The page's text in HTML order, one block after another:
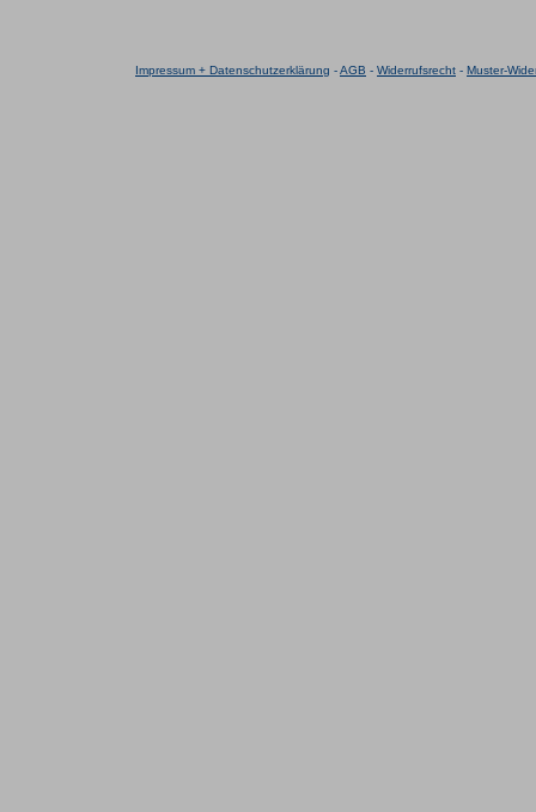
Impressum + Datenschutzerklärung -AGB - Widerrufsrecht - Muster-